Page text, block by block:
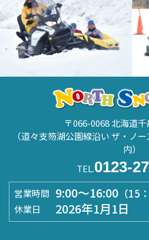
〒066-0068 北海道
（道々支笏湖公園線沿い ザ・ノ
内）
TEL.0123-
営業時間 9:00～16:00 （15
休業日 2026年1月1日